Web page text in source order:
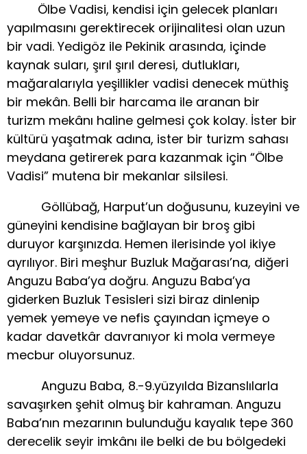
Ölbe Vadisi, kendisi için gelecek planları
yapılmasını gerektirecek orijinalitesi olan uzun
bir vadi. Yedigöz ile Pekinik arasında, içinde
kaynak suları, şırıl şırıl deresi, dutlukları,
mağaralarıyla yeşillikler vadisi denecek müthiş
bir mekân. Belli bir harcama ile aranan bir
turizm mekânı haline gelmesi çok kolay. İster bir
kültürü yaşatmak adına, ister bir turizm sahası
meydana getirerek para kazanmak için “Ölbe
Vadisi” mutena bir mekanlar silsilesi.
Göllübağ, Harput’un doğusunu, kuzeyini ve
güneyini kendisine bağlayan bir broş gibi
duruyor karşınızda. Hemen ilerisinde yol ikiye
ayrılıyor. Biri meşhur Buzluk Mağarası’na, diğeri
Anguzu Baba’ya doğru. Anguzu Baba’ya
giderken Buzluk Tesisleri sizi biraz dinlenip
yemek yemeye ve nefis çayından içmeye o
kadar davetkâr davranıyor ki mola vermeye
mecbur oluyorsunuz.
Anguzu Baba, 8.-9.yüzyılda Bizanslılarla
savaşırken şehit olmuş bir kahraman. Anguzu
Baba’nın mezarının bulunduğu kayalık tepe 360
derecelik seyir imkânı ile belki de bu bölgedeki